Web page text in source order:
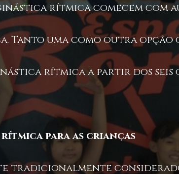
rítmica comecem com
Tanto uma como outra opção
rítmica a partir dos seis
para as crianças
tradicionalmente